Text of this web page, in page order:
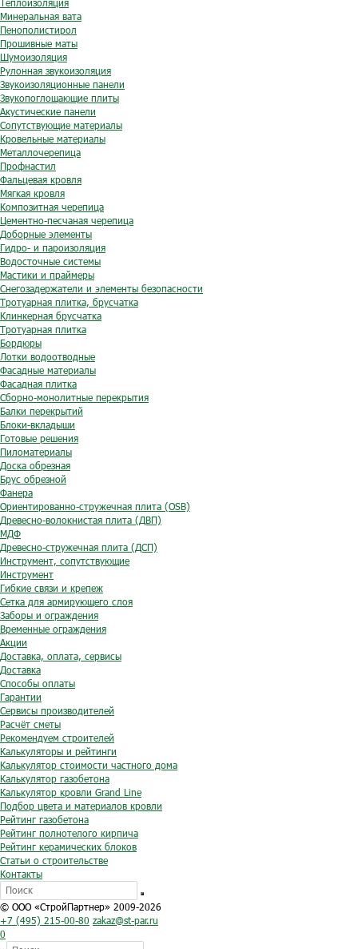
Теплоизоляция
Минеральная вата
Пенополистирол
Прошивные маты
Шумоизоляция
Рулонная звукоизоляция
Звукоизоляционные панели
Звукопоглощающие плиты
Акустические панели
Сопутствующие материалы
Кровельные материалы
Металлочерепица
Профнастил
Фальцевая кровля
Мягкая кровля
Композитная черепица
Цементно-песчаная черепица
Доборные элементы
Гидро- и пароизоляция
Водосточные системы
Мастики и праймеры
Снегозадержатели и элементы безопасности
Тротуарная плитка, брусчатка
Клинкерная брусчатка
Тротуарная плитка
Бордюры
Лотки водоотводные
Фасадные материалы
Фасадная плитка
Сборно-монолитные перекрытия
Балки перекрытий
Блоки-вкладыши
Готовые решения
Пиломатериалы
Доска обрезная
Брус обрезной
Фанера
Ориентированно-стружечная плита (OSB)
Древесно-волокнистая плита (ДВП)
МДФ
Древесно-стружечная плита (ДСП)
Инструмент, сопутствующие
Инструмент
Гибкие связи и крепеж
Сетка для армирующего слоя
Заборы и ограждения
Временные ограждения
Акции
Доставка, оплата, сервисы
Доставка
Способы оплаты
Гарантии
Сервисы производителей
Расчёт сметы
Рекомендуем строителей
Калькуляторы и рейтинги
Калькулятор стоимости частного дома
Калькулятор газобетона
Калькулятор кровли Grand Line
Подбор цвета и материалов кровли
Рейтинг газобетона
Рейтинг полнотелого кирпича
Рейтинг керамических блоков
Статьи о строительстве
Контакты
© ООО «СтройПартнер» 2009-2026
+7 (495) 215-00-80 zakaz@st-par.ru
0